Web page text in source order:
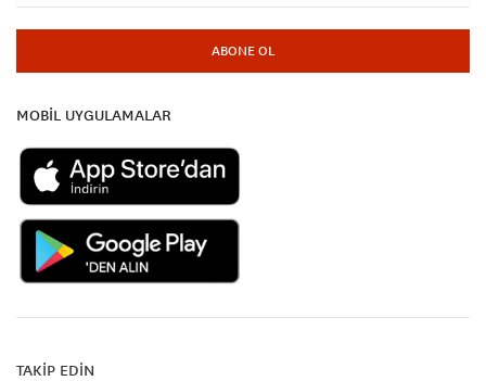
ABONE OL
MOBİL UYGULAMALAR
TAKİP EDİN